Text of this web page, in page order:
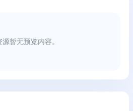
源暂无预览内容。